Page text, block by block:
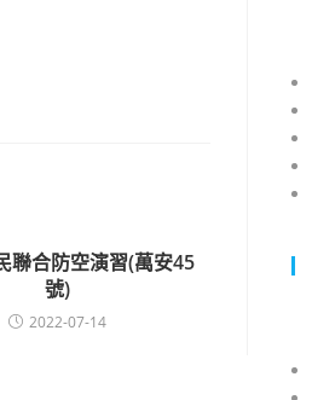
聯合防空演習(萬安45
號)
2022-07-14